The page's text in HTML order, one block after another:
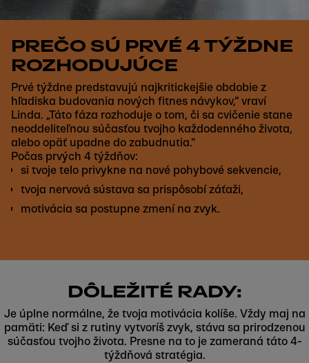
PREČO SÚ PRVÉ 4 TÝŽDNE
ROZHODUJÚCE
Prvé týždne predstavujú najkritickejšie obdobie z
hľadiska budovania nových fitnes návykov,“ vraví
Linda. „Táto fáza rozhoduje o tom, či sa cvičenie stane
neoddeliteľnou súčasťou tvojho každodenného života,
alebo opäť upadne do zabudnutia.“
Počas prvých 4 týždňov:
si tvoje telo privykne na nové pohybové sekvencie,
tvoja nervová sústava sa prispôsobí záťaži,
motivácia sa postupne zmení na zvyk.
DÔLEŽITÉ RADY:
Je úplne normálne, že tvoja motivácia kolíše. Vždy maj na
pamäti: Keď si z rutiny vytvoríš zvyk, stáva sa prirodzenou
súčasťou tvojho života. Presne na to je zameraná táto 4-
týždňová stratégia.